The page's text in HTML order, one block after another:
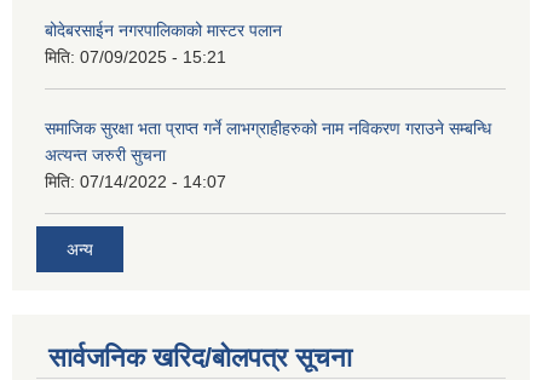
बोदेबरसाईन नगरपालिकाको मास्टर पलान
मिति: 07/09/2025 - 15:21
समाजिक सुरक्षा भता प्राप्त गर्ने लाभग्राहीहरुको नाम नविकरण गराउने सम्बन्धि
अत्यन्त जरुरी सुचना
मिति: 07/14/2022 - 14:07
अन्य
सार्वजनिक खरिद/बोलपत्र सूचना